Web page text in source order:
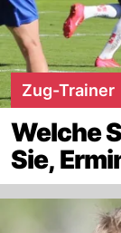
Zug-Trainer
Welche
Sie,